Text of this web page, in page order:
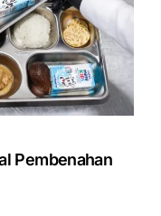
Pembenahan